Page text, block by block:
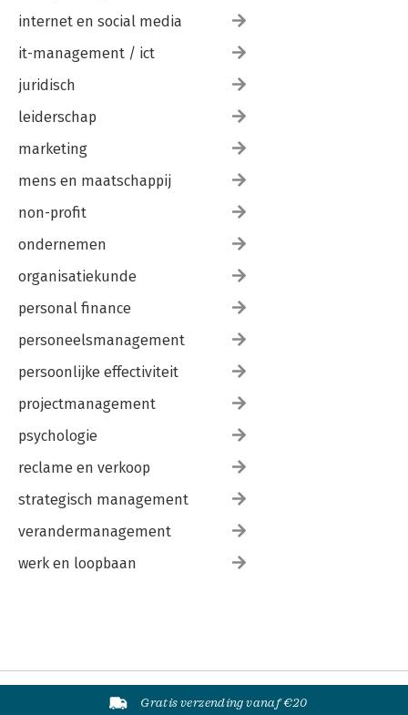
internet en social media
it-management / ict
juridisch
leiderschap
marketing
mens en maatschappij
non-profit
ondernemen
organisatiekunde
personal finance
personeelsmanagement
persoonlijke effectiviteit
projectmanagement
psychologie
reclame en verkoop
strategisch management
verandermanagement
werk en loopbaan
Gratis verzending vanaf €20